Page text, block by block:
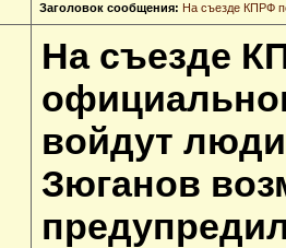
Заголовок сообщения: На съезде КПРФ
На съезде
войдут
Зюганов